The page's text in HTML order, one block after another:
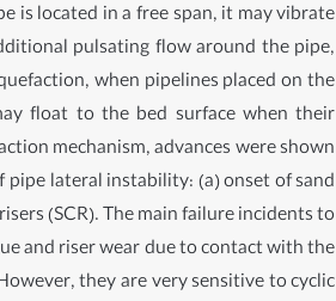
is located in a free span, it may vibrate
pulsating flow around the pipe,
when pipelines placed on the
float to the bed surface when their
mechanism, advances were shown
pipe lateral instability: (a) onset of sand
(SCR). The main failure incidents to
and riser wear due to contact with the
they are very sensitive to cyclic